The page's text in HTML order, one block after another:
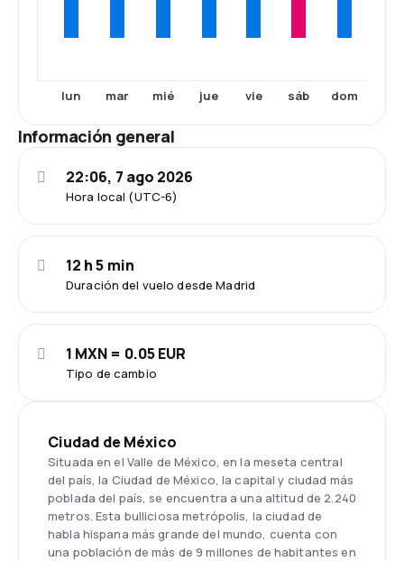
lun mar mié jue vie sáb dom
Información general
Hora local (UTC-6)
22:06, 7 ago 2026
Duración del vuelo desde Madrid
12 h 5 min
Tipo de cambio
1 MXN = 0.05 EUR
Ciudad de México
Situada en el Valle de México, en la meseta central
del país, la Ciudad de México, la capital y ciudad más
poblada del país, se encuentra a una altitud de 2.240
metros. Esta bulliciosa metrópolis, la ciudad de
habla hispana más grande del mundo, cuenta con
una población de más de 9 millones de habitantes en